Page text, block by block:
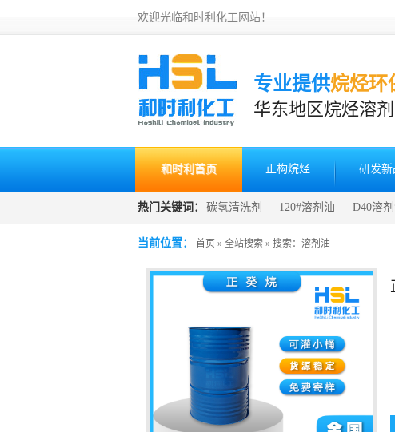
欢迎光临和时利化工网站！
专业提供烷烃环
华东地区烷烃溶
和时利首页 正构烷烃 研发新
热门关键词： 碳氢清洗剂 120#溶剂油 D40溶
发 清洗剂生产原料
当前位置： 首页 » 全站搜索 » 搜索：溶剂油